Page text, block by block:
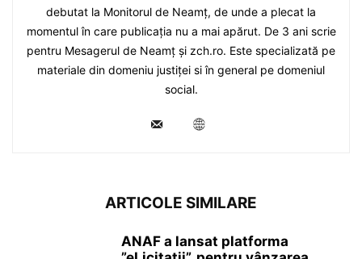
debutat la Monitorul de Neamț, de unde a plecat la
momentul în care publicația nu a mai apărut. De 3 ani scrie
pentru Mesagerul de Neamț și zch.ro. Este specializată pe
materiale din domeniu justiței si în general pe domeniul
social.
ARTICOLE SIMILARE
ANAF a lansat platforma